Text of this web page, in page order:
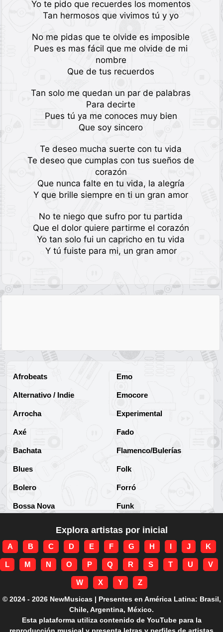
Yo te pido que recuerdes los momentos
Tan hermosos que vivimos tú y yo
No me pidas que te olvide es imposible
Pues es mas fácil que me olvide de mi
nombre
Que de tus recuerdos
Tan solo me quedan un par de palabras
Para decirte
Pues tú ya me conoces muy bien
Que soy sincero
Te deseo mucha suerte con tu vida
Te deseo que cumplas con tus sueños de
corazón
Que nunca falte en tu vida, la alegría
Y que brille siempre en ti un gran amor
No te niego que sufro por tu partida
Que el dolor quiere partirme el corazón
Yo tan solo fui un capricho en tu vida
Y tú fuiste para mi, un gran amor
Afrobeats
Alternativo / Indie
Arrocha
Axé
Bachata
Blues
Bolero
Bossa Nova
Brega-funk
Cha-Cha
Corridos
Country
Emo
Emocore
Experimental
Fado
Flamenco/Bulerías
Folk
Forró
Funk
Funk Internacional
Gospel/Religioso
Gótico
Grunge
Guarania
Explora artistas por inicial
A B C D E F G H I J K
L M N O P Q R S T U V
W X Y Z
© 2024 - 2026 NewMusicas | Presentes en América Latina: Brasil,
Chile, Argentina, México.
Esta plataforma utiliza contenido de YouTube para la